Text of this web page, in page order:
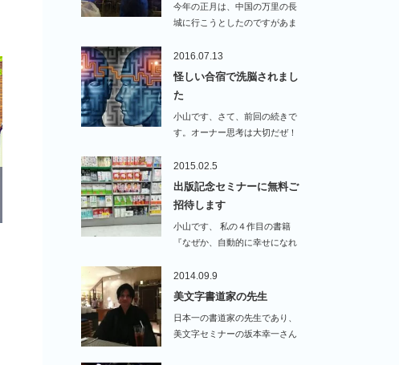
今年の正月は、中国の万里の長
城に行こうとしたのですがあま
2016.07.13
怪しい合宿で洗脳されまし
た
小山です、さて、前回の続きで
す。オーナー思考は大切だぜ！
2015.02.5
出版記念セミナーに無料ご
招待します
小山です、 私の４作目の書籍
『なぜか、自動的に幸せになれ
2014.09.9
美文字書道家の先生
日本一の書道家の先生であり、
美文字セミナーの坂本幸一さん